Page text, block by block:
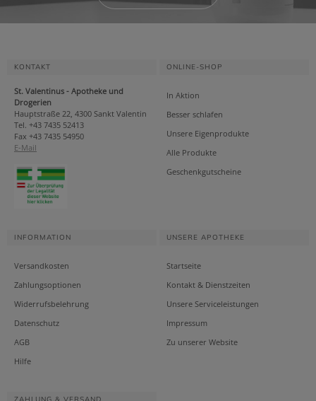
KONTAKT
St. Valentinus - Apotheke und
Drogerien
Hauptstraße 22, 4300 Sankt Valentin
Tel. +43 7435 52413
Fax +43 7435 54950
E-Mail
ONLINE-SHOP
In Aktion
Besser schlafen
Unsere Eigenprodukte
Alle Produkte
Geschenkgutscheine
INFORMATION
Versandkosten
Zahlungsoptionen
Widerrufsbelehrung
Datenschutz
AGB
Hilfe
UNSERE APOTHEKE
Startseite
Kontakt & Dienstzeiten
Unsere Serviceleistungen
Impressum
Zu unserer Website